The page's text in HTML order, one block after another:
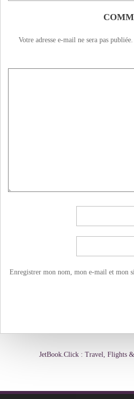
Votre adresse e-mail ne sera pas publiée.
Enregistrer mon nom, mon e-mail et mon
JetBook.Click : Travel, Flights